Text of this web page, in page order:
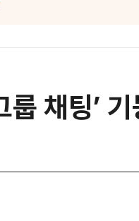
채팅’